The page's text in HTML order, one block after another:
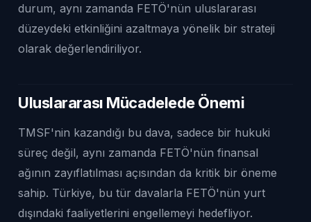
durum, aynı zamanda FETÖ'nün uluslararası
düzeydeki etkinliğini azaltmaya yönelik bir strateji
olarak değerlendiriliyor.
Uluslararası Mücadelede Önemi
TMSF'nin kazandığı bu dava, sadece bir hukuki
süreç değil, aynı zamanda FETÖ'nün finansal
ağının zayıflatılması açısından da kritik bir öneme
sahip. Türkiye, bu tür davalarla FETÖ'nün yurt
dışındaki faaliyetlerini engellemeyi hedefliyor.